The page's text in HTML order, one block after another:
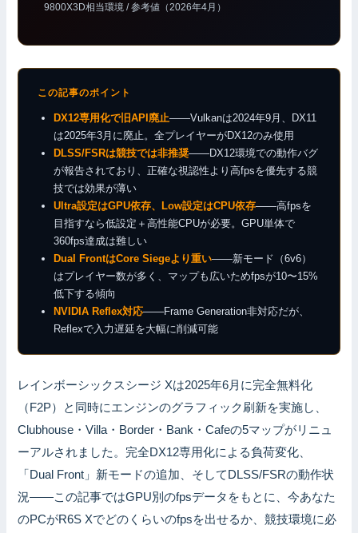
9800X3D相当環境 / 参考値（2026年4月）
この記事のポイント
DX12専用化で旧API廃止——Vulkanは2024年9月、DX11
は2025年3月に廃止。全プレイヤーがDX12のみ使用
DLSS/FSRは競技では非推奨——DX12環境での動作バグ
が報告されており、正確な視認性より高fpsを優先する競
技では効果が薄い
Ultra設定はGPU依存、Low設定はCPU依存——高fpsを
目指すなら低設定＋高性能CPUが必要。GPU単体で
360fps達成は難しい
Dual FrontはCore Siegeより重い——新モード（6v6）
はプレイヤー数が多く、マップも広いためfpsが10〜15%
低下する傾向
NVIDIA Reflex対応——Frame Generation非対応だが、
Reflexで入力遅延を大幅に削減可能
レインボーシックスシージ Xは2025年6月に完全無料化
（F2P）と同時にエンジンのグラフィック刷新を実施し、
Clubhouse・Villa・Border・Bank・Cafeの5マップがリニュ
ーアルされました。完全DX12専用化による負荷変化、
「Dual Front」新モードの追加、そしてDLSS/FSRの動作状
況——この記事ではGPU別のfpsデータをもとに、今あなた
のPCがR6S Xでどのくらいのfpsを出せるか、競技環境に必